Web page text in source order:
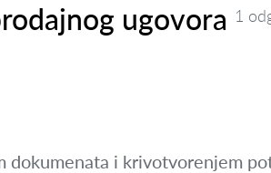
ugovora 1
dokumenata i krivotvorenjem